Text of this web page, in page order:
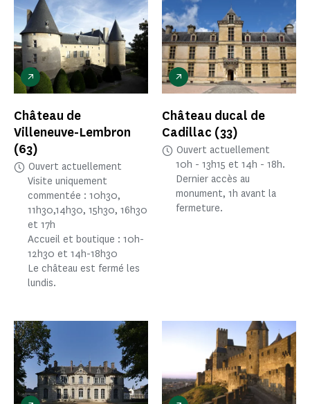
Château de
Villeneuve-Lembron
(63)
Ouvert actuellement
Visite uniquement
commentée : 10h30,
11h30,14h30, 15h30, 16h30
et 17h
Accueil et boutique : 10h-
12h30 et 14h-18h30
Le château est fermé les
lundis.
Château ducal de
Cadillac (33)
Ouvert actuellement
10h - 13h15 et 14h - 18h.
Dernier accès au
monument, 1h avant la
fermeture.